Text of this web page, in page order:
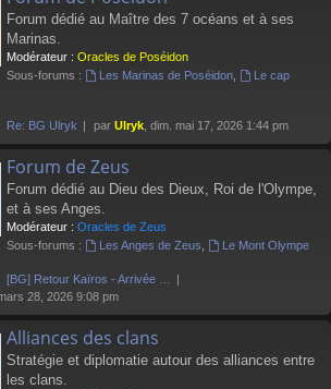
Forum dédié au Maître des 7 océans et à ses
Marinas.
Modérateur : Oracles de Poséidon
Sous-forums :
Les Marinas de Poséidon,
Le cap
Re: BG Ulryk par Ulryk , dim. mai 17, 2026 1:44 pm
Forum de Zeus
Forum dédié au Dieu des Dieux, Roi de l'Olympe,
et à ses Anges.
Modérateur : Oracles de Zeus
Sous-forums :
Les Anges de Zeus
Le Mont Olympe
[BG] Retour Kaïros - Arrivée …
28, 2026 9:08 pm
Alliances des clans
Stratégie et diplomatie autour des alliances entre
les clans.